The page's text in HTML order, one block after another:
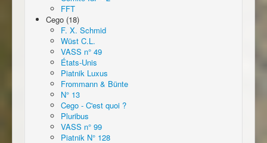
FFT
Cego (18)
F. X. Schmid
Wüst C.L.
VASS n° 49
États-Unis
Piatnik Luxus
Frommann & Bünte
N° 13
Cego - C'est quoi ?
Pluribus
VASS n° 99
Piatnik N° 128